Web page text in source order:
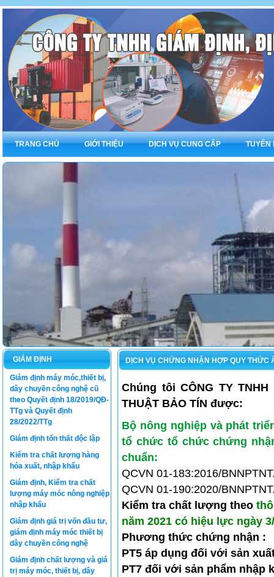
TRANG CHỦ GIỚI THIỆU DỊCH VỤ CUNG CẤP TUYỂN
GIÁM ĐỊNH
Giám định máy móc,thiết bị,
dây chuyền công nghệ cũ
theo Quyết định 18/2019/QĐ-
TTg và Quyết định
28/2022/TTg
Giám định tổn thất độc lập
Kiểm tra chất lượng hàng
hóa xuất, nhập khẩu
Giám định, Kiểm tra chất
lượng máy móc nông nghiệp
nhập khẩu
Giám định giá trị vốn đầu tư,
giám định máy móc thiết bị
dây chuyền công nghệ
Giám định chất lượng và giá
trị máy móc, thiết bị, dây
DỊCH VỤ CHỨNG NHẬN HỢP QUY THỨC
Chúng tôi CÔNG TY
THUẬT BẢO TÍN được:
Bộ nông nghiệp và phát
tổ chức tổ chức chứng
chuẩn:
QCVN 01-183:2016/
QCVN 01-190:2020/
Kiểm tra chất lượng theo
năm 2021 có hiệu lực ngày
Phương thức chứng nhận :
PT5 áp dụng đối với sản
PT7 đối với sản phẩm nhập